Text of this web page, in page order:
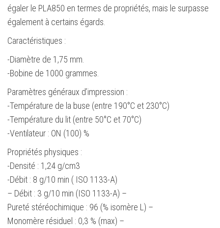
égaler le PLA850 en termes de propriétés, mais le surpasse
également à certains égards.
Caractéristiques :
-Diamètre de 1,75 mm.
-Bobine de 1000 grammes.
Paramètres généraux d’impression :
-Température de la buse (entre 190°C et 230°C)
-Température du lit (entre 50°C et 70°C)
-Ventilateur : ON (100) %
Propriétés physiques :
-Densité : 1,24 g/cm3
-Débit : 8 g/10 min ( ISO 1133-A)
– Débit : 3 g/10 min (ISO 1133-A) –
Pureté stéréochimique : 96 (% isomère L) –
Monomère résiduel : 0,3 % (max) –